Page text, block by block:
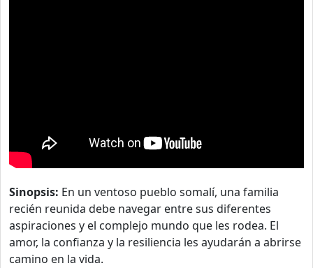
Sinopsis: En un ventoso pueblo somalí, una familia
recién reunida debe navegar entre sus diferentes
aspiraciones y el complejo mundo que les rodea. El
amor, la confianza y la resiliencia les ayudarán a abrirse
camino en la vida.